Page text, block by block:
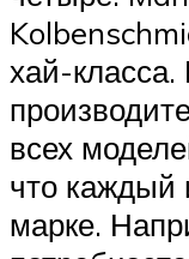
хай-класса.
всех
что каждый
марке.